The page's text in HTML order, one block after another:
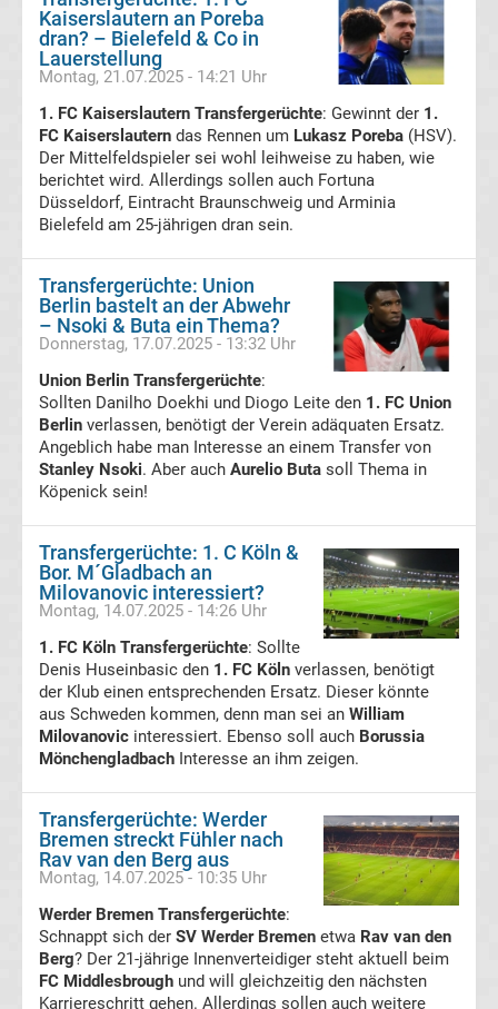
Bundesliga
Radio
Live
Bundesliga
Bundesliga
Liste
DDR
Oberliga-
Meister
DDR
Oberliga
Torschützenkönige
Deutsche
Fußballkommentatoren
DFB-
Kaiserslautern an Poreba
dran? – Bielefeld & Co in
Lauerstellung
Montag, 21.07.2025 - 14:21 Uhr
1. FC Kaiserslautern Transfergerüchte: Gewinnt der 1.
FC Kaiserslautern das Rennen um Lukasz Poreba (HSV).
Der Mittelfeldspieler sei wohl leihweise zu haben, wie
berichtet wird. Allerdings sollen auch Fortuna
Düsseldorf, Eintracht Braunschweig und Arminia
Bielefeld am 25-jährigen dran sein.
Transfergerüchte: Union
Berlin bastelt an der Abwehr
– Nsoki & Buta ein Thema?
Donnerstag, 17.07.2025 - 13:32 Uhr
Union Berlin Transfergerüchte:
Sollten Danilho Doekhi und Diogo Leite den 1. FC Union
Berlin verlassen, benötigt der Verein adäquaten Ersatz.
Angeblich habe man Interesse an einem Transfer von
Stanley Nsoki. Aber auch Aurelio Buta soll Thema in
Köpenick sein!
Transfergerüchte: 1. C Köln &
Bor. M´Gladbach an
Milovanovic interessiert?
Montag, 14.07.2025 - 14:26 Uhr
1. FC Köln Transfergerüchte: Sollte
Denis Huseinbasic den 1. FC Köln verlassen, benötigt
der Klub einen entsprechenden Ersatz. Dieser könnte
aus Schweden kommen, denn man sei an William
Milovanovic interessiert. Ebenso soll auch Borussia
Mönchengladbach Interesse an ihm zeigen.
Transfergerüchte: Werder
Bremen streckt Fühler nach
Rav van den Berg aus
Montag, 14.07.2025 - 10:35 Uhr
Werder Bremen Transfergerüchte:
Schnappt sich der SV Werder Bremen etwa Rav van den
Berg? Der 21-jährige Innenverteidiger steht aktuell beim
FC Middlesbrough und will gleichzeitig den nächsten
Karriereschritt gehen. Allerdings sollen auch weitere